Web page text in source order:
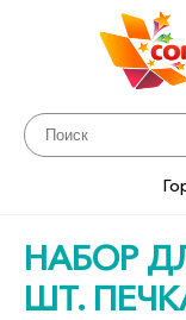
НАБОР
ШТ.